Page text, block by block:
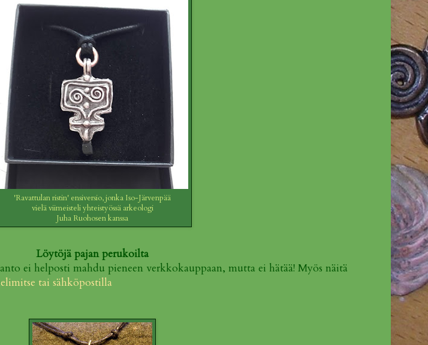
'Ravattulan ristin' ensiversio,jonka Iso-Järvenpää
vielä viimeisteli yhteistyössä arkeologi
Juha Ruohosen kanssa
Löytöjä pajan perukoilta
ei helposti mahdu pieneen verkkokauppaan, mutta ei hätää! Myös näitä
tai sähköpostilla